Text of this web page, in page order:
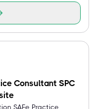
Consultant SPC
SAFe Practice